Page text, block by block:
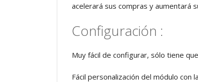
acelerará sus compras y aumentará
Configuración :
Muy fácil de configurar, sólo tiene
Fácil personalización del módulo con